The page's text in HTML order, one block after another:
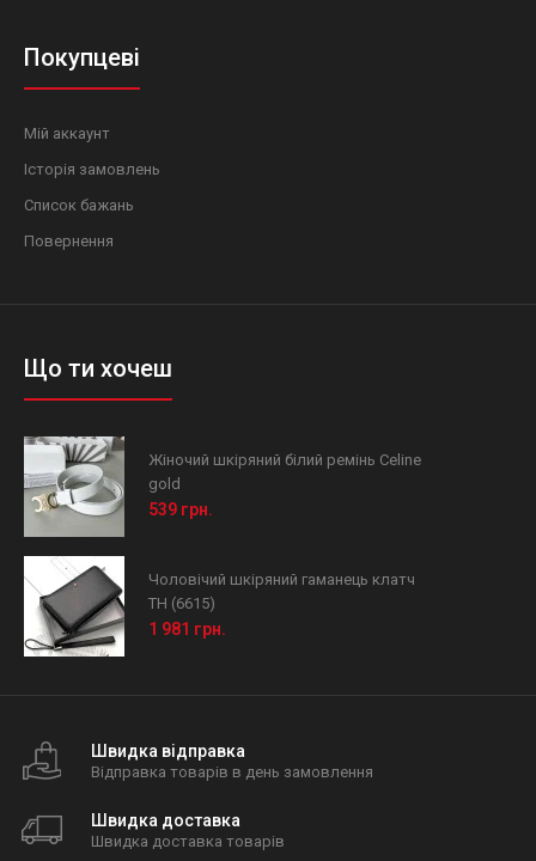
Покупцеві
Мій аккаунт
Історія замовлень
Список бажань
Повернення
Що ти хочеш
Жіночий шкіряний білий ремінь Celine
gold
539 грн.
Чоловічий шкіряний гаманець клатч
TH (6615)
1 981 грн.
Швидка відправка
Відправка товарів в день замовлення
Швидка доставка
Швидка доставка товарів